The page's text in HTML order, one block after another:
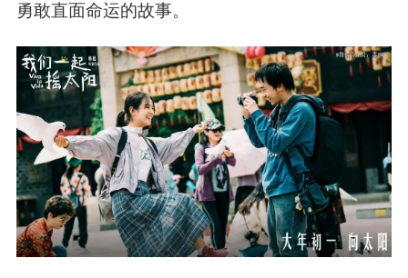
勇敢直面命运的故事。